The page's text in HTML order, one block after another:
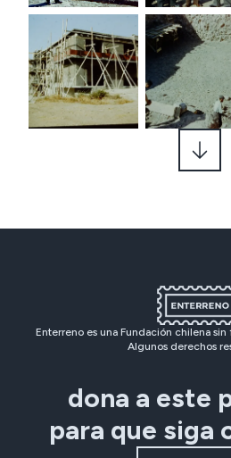
Enterreno es una Fundación chilena
Algunos derechos
dona a este
para que siga